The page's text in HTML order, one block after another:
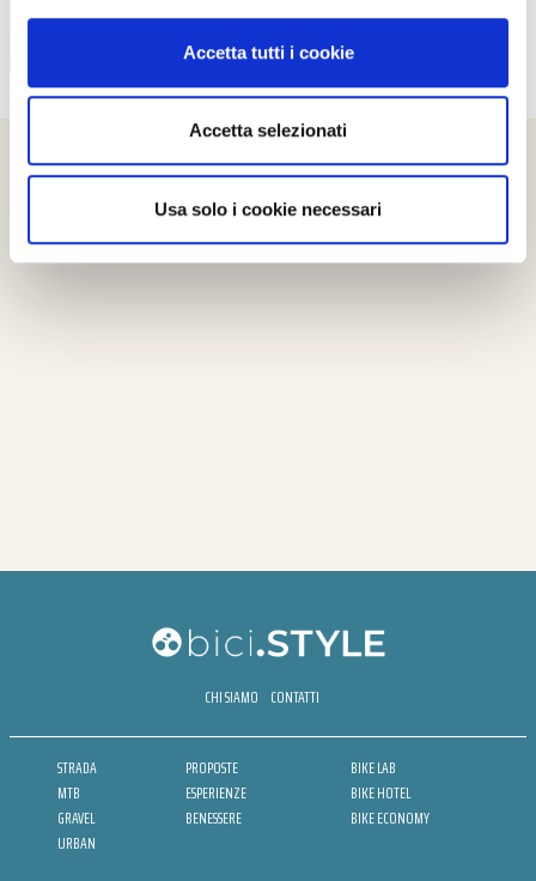
Accetta tutti i cookie
Accetta selezionati
Usa solo i cookie necessari
CHI SIAMO CONTATTI
STRADA
MTB
GRAVEL
URBAN
PROPOSTE
ESPERIENZE
BENESSERE
BIKE LAB
BIKE HOTEL
BIKE ECONOMY